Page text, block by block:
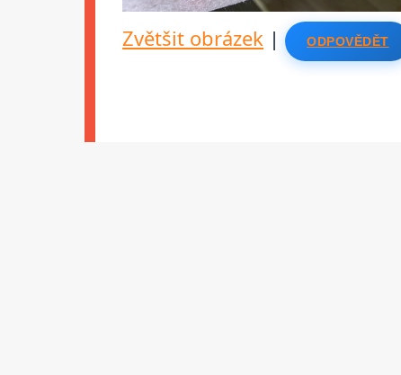
Zvětšit obrázek | ODPOVĚDĚT